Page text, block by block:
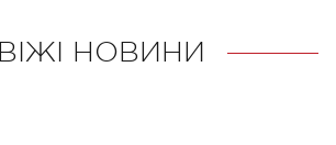
НОВИНИ